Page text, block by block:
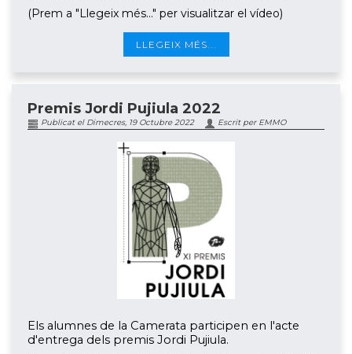
(Prem a "Llegeix més..." per visualitzar el vídeo)
LLEGEIX MÉS...
Premis Jordi Pujiula 2022
Publicat el Dimecres, 19 Octubre 2022 Escrit per EMMO
Els alumnes de la Camerata participen en l'acte
d'entrega dels premis Jordi Pujiula.